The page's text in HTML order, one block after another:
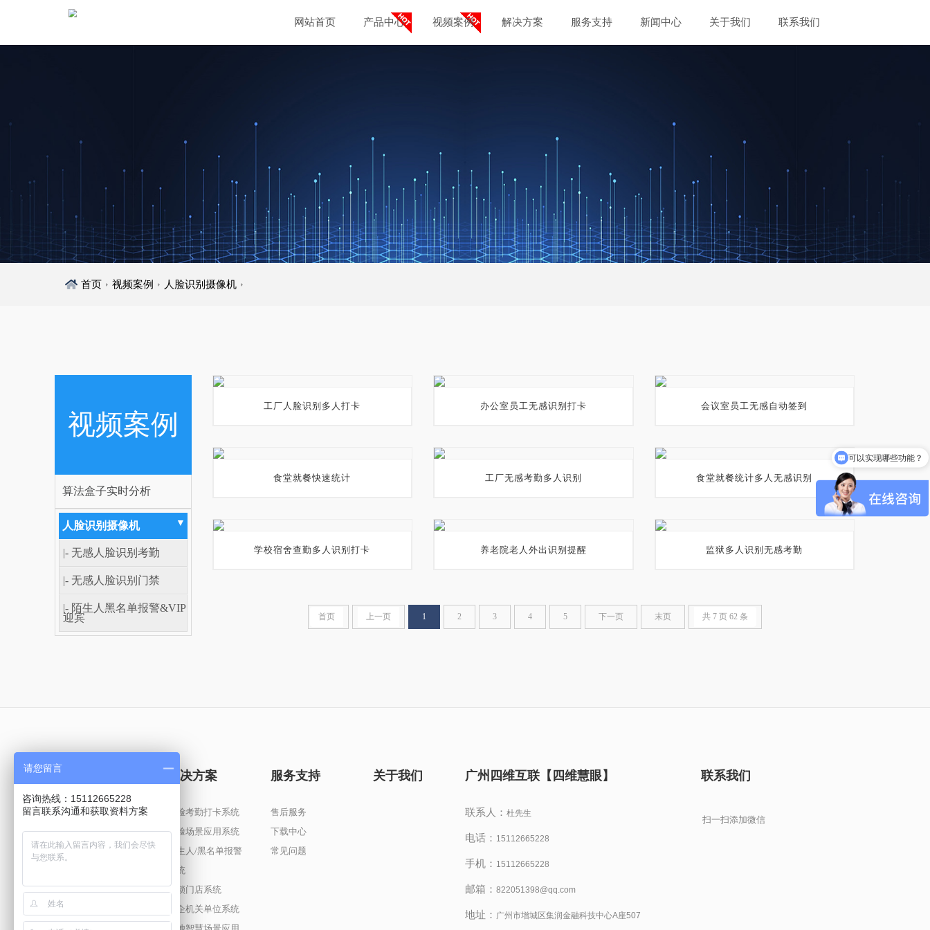
网站首页 产品中心 视频案例 解决方案 服务支持 新闻中心 关于我们 联系我们
首页 视频案例 人脸识别摄像机
视频案例
算法盒子实时分析
人脸识别摄像机 ▼
|- 无感人脸识别考勤
|- 无感人脸识别门禁
|- 陌生人黑名单报警&VIP
迎宾
工厂人脸识别多人打卡 办公室员工无感识别打卡 会议室员工无感自动签到
食堂就餐快速统计 工厂无感考勤多人识别 食堂就餐统计多人无感识别
学校宿舍查勤多人识别打卡 养老院老人外出识别提醒 监狱多人识别无感考勤
首页 上一页 1 2 3 4 5 下一页 末页 共 7 页 62 条
AI摄像机
算法盒子
解决方案
人脸考勤打卡系统
人脸场景应用系统
陌生人/黑名单报警
系统
连锁门店系统
政企机关单位系统
其他智慧场景应用
服务支持
售后服务
下载中心
常见问题
关于我们 广州四维互联【四维慧眼】
联系人： 杜先生
电话： 15112665228
手机： 15112665228
邮箱： 822051398@qq.com
地址： 广州市增城区集润金融科技中心A座507
联系我们
扫一扫添加微信
可以实现哪些功能？
请您留言
咨询热线：15112665228
留言联系沟通和获取资料方案